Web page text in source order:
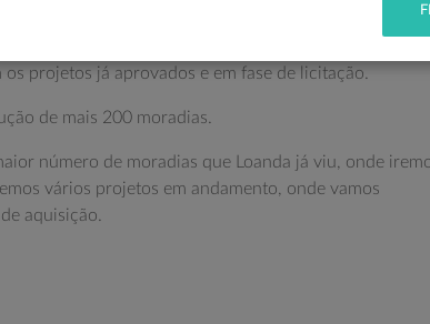
que estaremos entregando em breve.
projetos já aprovados e em fase de licitação.
de mais 200 moradias.
número de moradias que Loanda já viu, onde
vários projetos em andamento, onde vamos
aquisição.